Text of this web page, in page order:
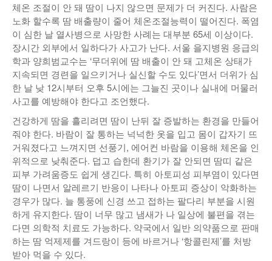
체온 조절이 안 돼 땀이 나지 않으면 문제가 더 커진다. 사람은
노화 할수록 땀 배출량이 줄어 체온조절능력이 떨어진다. 폭염
이 심한 날 열사병으로 사망한 사례는 대부분 65세 이상이다.
장시간 외부에서 일하다가 사고가 난다. 서울 을지병원 응급의
학과 양희범교수는 ‘무더위에 땀 배출이 안 돼 고체온 상태가
지속되면 경련을 일으키거나 실신할 수도 있다’면서 더위가 심
한 날 낮 12시부터 오후 5시에는 그늘진 곳이나 실내에 머물러
사고를 예방해야 한다고 조언했다.
건강하게 땀을 흘리려면 땀이 난뒤 잘 증발하는 환경을 만들어
줘야 한다. 바람이 잘 통하는 넉넉한 옷을 입고 몸이 갑자기 뜨
거워졌다고 느껴지면 선풍기, 에어컨 바람을 이용해 체온을 인
위적으로 낮춰준다. 덥고 습한데 환기가 잘 안되면 땀띠 같은
피부 가려움증도 쉽게 생긴다. 특히 아토피성 피부염이 있다면
땀이 나면서 알레르기 반응이 나타나 아토피 증상이 악화하는
경우가 많다. 늘 통풍에 신경 쓰고 접하는 팔다리 부분을 시원
하게 유지한다. 땀이 너무 많고 냄새가 나 일상에 불편을 겪는
다면 의학적 치료도 가능하다. 약국에서 일반 의약품으로 판매
하는 땀 억제제를 겨드랑이 등에 바르거나 ‘항콜린제’를 처방
받아 먹을 수 있다.